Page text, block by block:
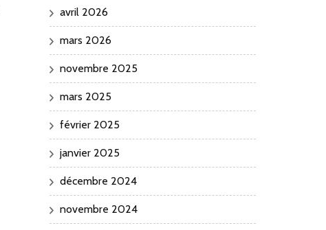
avril 2026
mars 2026
novembre 2025
mars 2025
février 2025
janvier 2025
décembre 2024
novembre 2024